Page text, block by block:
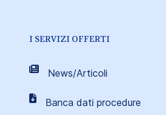
I SERVIZI OFFERTI
News/Articoli
Banca dati procedure